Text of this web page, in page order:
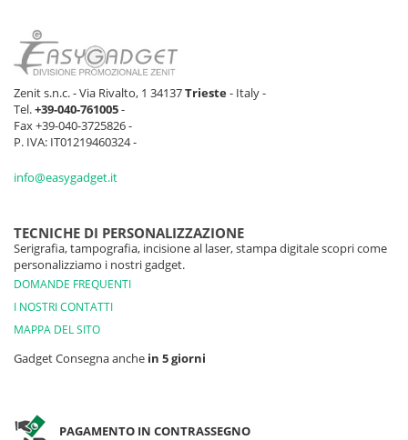
Zenit s.n.c. - Via Rivalto, 1 34137Trieste- Italy -
Tel.+39-040-761005-
Fax +39-040-3725826 -
P. IVA: IT01219460324 -
info@easygadget.it
TECNICHE DI PERSONALIZZAZIONE
Serigrafia, tampografia, incisione al laser, stampa digitale scopri come
personalizziamo i nostri gadget.
DOMANDE FREQUENTI
I NOSTRI CONTATTI
MAPPA DEL SITO
Gadget Consegna anche in 5 giorni
PAGAMENTO IN CONTRASSEGNO